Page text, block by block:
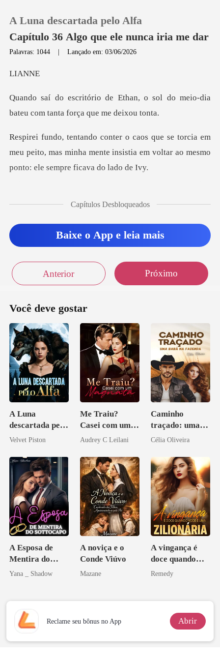
Loja
Sair
A Luna descartada pelo Alfa
Capítulo 36 Algo que ele nunca iria me dar
Palavras: 1044 |Lançado em: 03/06/2026
AN
n, o sol do meio-dia
bateu com t
ia em
meu peito, mas minha mente insistia em volta
Capítulos Desbloqueados
Baixe o App e leia mais
Anterior Próximo
Você deve gostar
A Luna
descartada pelo
Alfa
Velvet Piston
Me Traiu?
Casei com um
Magnata
Audrey C Leilani
Caminho
traçado: uma
babá na fazenda
Célia Oliveira
A Esposa de
Mentira do
Sottocapo
Yana _ Shadow
A noviça e o
Conde Viúvo
Mazane
A vingança é
doce quando
você é uma
Remedy
Reclame seu bônus no App Abrir